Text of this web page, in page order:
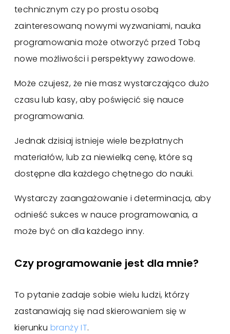
technicznym czy po prostu osobą
zainteresowaną nowymi wyzwaniami, nauka
programowania może otworzyć przed Tobą
nowe możliwości i perspektywy zawodowe.
Może czujesz, że nie masz wystarczająco dużo
czasu lub kasy, aby poświęcić się nauce
programowania.
Jednak dzisiaj istnieje wiele bezpłatnych
materiałów, lub za niewielką cenę, które są
dostępne dla każdego chętnego do nauki.
Wystarczy zaangażowanie i determinacja, aby
odnieść sukces w nauce programowania, a
może być on dla każdego inny.
Czy programowanie jest dla mnie?
To pytanie zadaje sobie wielu ludzi, którzy
zastanawiają się nad skierowaniem się w
kierunku branży IT.